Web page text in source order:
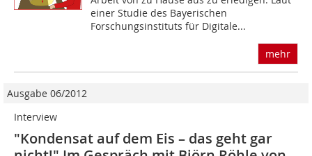
einer Studie des Bayerischen
Forschungsinstituts für Digitale...
mehr
Ausgabe 06/2012
Interview
"Kondensat auf dem Eis – das geht gar